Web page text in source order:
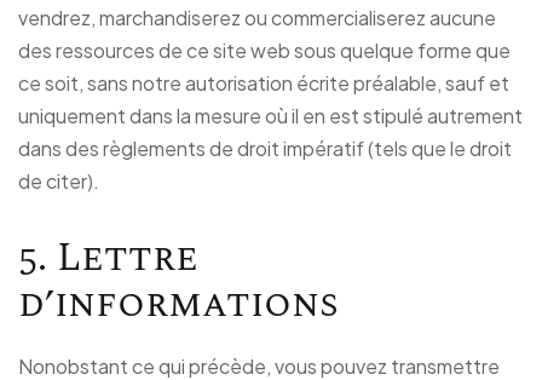
vendrez, marchandiserez ou commercialiserez aucune
des ressources de ce site web sous quelque forme que
ce soit, sans notre autorisation écrite préalable, sauf et
uniquement dans la mesure où il en est stipulé autrement
dans des règlements de droit impératif (tels que le droit
de citer).
5. Lettre
d’informations
Nonobstant ce qui précède, vous pouvez transmettre